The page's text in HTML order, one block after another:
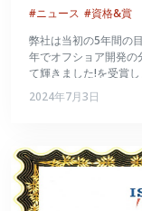
#ニュース #資格&賞
弊社は当初の5年間の
年でオフショア開発
て輝きました!を受賞
新を続け、数々の試練
しょう。
2024年7月3日